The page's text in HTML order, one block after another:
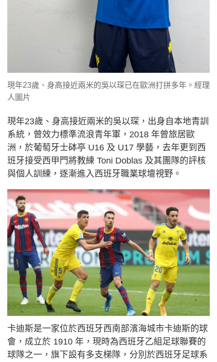
現年23歲、身高接近兩米的吳以琛已在歐洲打拼多年。經理
人圖片
現年23歲、身高接近兩米的吳以琛，出身自本地青訓
系統，曾效力標準流浪青年軍，2018 年曾旅居歐
洲，於葡萄牙士砵亭 U16 及 U17 學藝，去年更到西
班牙接受西甲門將教練 Toni Doblas 及其團隊的評核
與個人訓練，逐漸進入西班牙職業球壇視野。
卡迪斯是一家位於西班牙西南部濱海城市卡迪斯的球
會，成立於 1910 年，現時為西班牙乙組足球聯賽的
球隊之一，旗下設有多支梯隊，分別於西班牙足球系